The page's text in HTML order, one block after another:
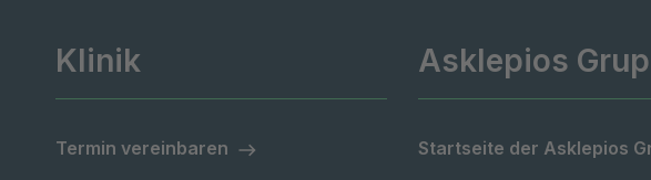
Klinik
Termin vereinbaren
Asklepios
Startseite der Asklepios